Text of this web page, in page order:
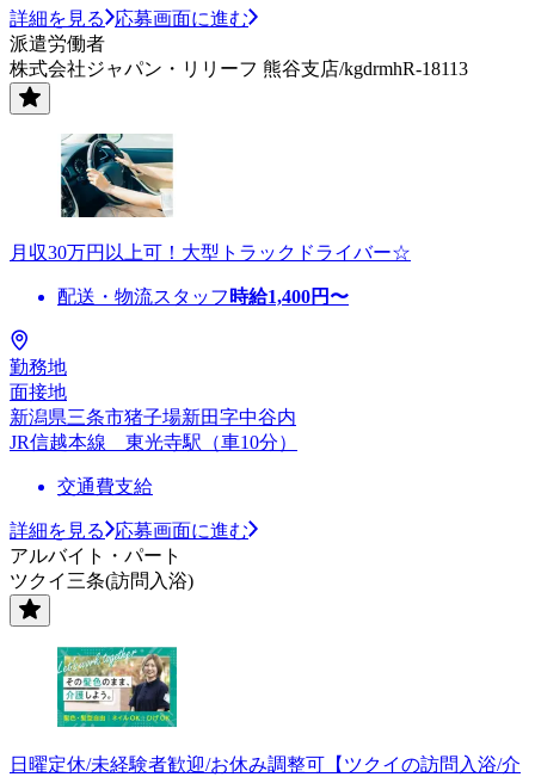
詳細を見る
応募画面に進む
派遣労働者
株式会社ジャパン・リリーフ 熊谷支店/kgdrmhR-18113
月収30万円以上可！大型トラックドライバー☆
配送・物流スタッフ 時給1,400円〜
勤務地
面接地
新潟県三条市猪子場新田字中谷内
JR信越本線 東光寺駅（車10分）
交通費支給
詳細を見る
応募画面に進む
アルバイト・パート
ツクイ三条(訪問入浴)
日曜定休/未経験者歓迎/お休み調整可【ツクイの訪問入浴/介